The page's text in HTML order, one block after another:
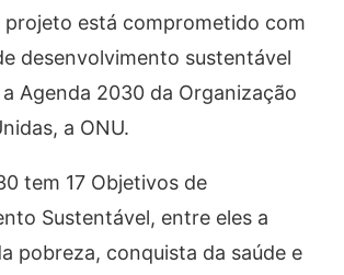
projeto está comprometido com
desenvolvimento sustentável
Agenda 2030 da Organização
a ONU.
tem 17 Objetivos de
Sustentável, entre eles a
pobreza, conquista da saúde e